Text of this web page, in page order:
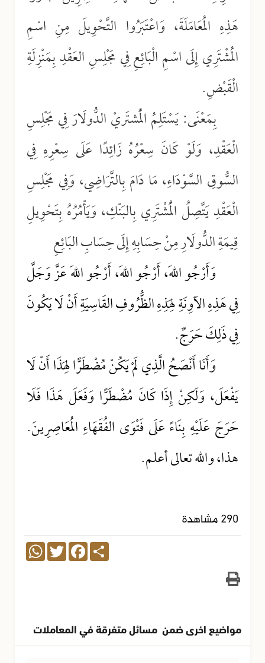
هَذِهِ المُعَامَلَةَ، وَاعْتَبَرُوا التَّحْوِيلَ مِنِ اسْمِ
المُشْتَرِي إِلَى اسْمِ الْبَائِعِ فِي مَجْلِسِ العَقْدِ بِمَنْزِلَةِ
الْقَبْضِ.
بِمَعْنَى: يَسْتَلِمُ الُمْشتَريْ الدُّولَارَ فِي مَجْلِسِ
الْعَقْدِ، وَلَوْ كَانَ سِعْرُهُ زَائِدًا عَلَى سِعْرِهِ فِي
السُّوقِ السَّوْدَاءِ، مَا دَامَ بِالتَّرَاضِي، وَفِي مَجْلِسِ
الْعَقْدِ يَتَّصِلُ الْمُشْتَرِي بِالبَنْكِ، وَيَأْمُرُهُ بِتَحْوِيلِ
قِيمَةِ الدُّولَارِ مِنْ حِسَابِهِ إِلَى حِسَابِ البَائِعِ
وَأَرْجُو اللهَ، أَرْجُو اللهَ، أَرْجُو اللهَ عَزَّ وَجَلَّ
فِي هَذِهِ الآوِنَةِ لِهَذِهِ الظُّرُوفِ القَاسِيَةِ أَنْ لَا يَكُونَ
فِي ذَلِكَ حَرَجٌ.
وَأَنَا أَنْصَحُ الَّذِي لَمْ يَكُنْ مُضْطَرًّا لِهَذَا أَنْ لَا
يَفْعَلَ، وَلَكِنْ إِذَا كَانَ مُضْطَرًّا وَفَعَلَ هَذَا فَلَا
حَرَجَ عَلَيْهِ بِنَاءً عَلَى فَتْوَى الفُقَهَاءِ المُعَاصِرِينَ.
هذا، والله تعالى أعلم.
290 مشاهدة
Share
Facebook
Twitter
WhatsApp
مواضيع اخرى ضمن مسائل متفرقة في المعاملات